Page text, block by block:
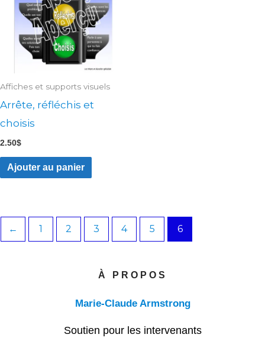
Affiches et supports visuels
Arrête, réfléchis et
choisis
2.50$
Ajouter au panier
← 1 2 3 4 5 6
À PROPOS
Marie-Claude Armstrong
Soutien pour les intervenants